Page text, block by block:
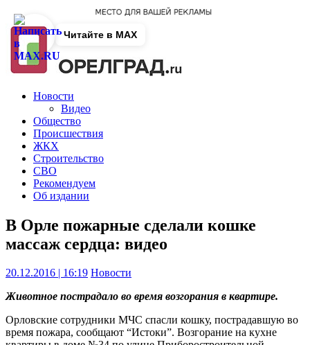
Новости
Видео
Общество
Происшествия
ЖКХ
Строительство
СВО
Рекомендуем
Об издании
В Орле пожарные сделали кошке
массаж сердца: видео
20.12.2016 | 16:19 Новости
Животное пострадало во время возгорания в квартире.
Орловские сотрудники МЧС спасли кошку, пострадавшую во
время пожара, сообщают “Истоки”. Возгорание на кухне
Читайте в MAX